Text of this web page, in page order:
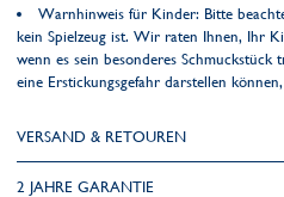
Warnhinweis für Kinder: Bitte
kein Spielzeug ist. Wir raten Ihnen, Ihr
wenn es sein besonderes
eine Erstickungsgefahr darstellen
VERSAND & RETOUREN
2 JAHRE GARANTIE